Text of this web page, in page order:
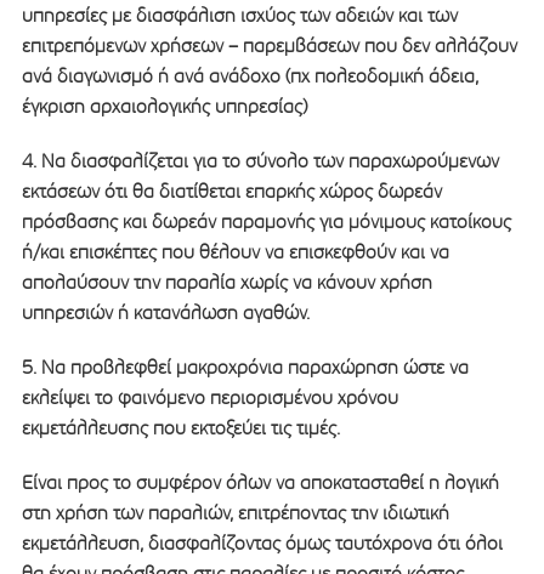
υπηρεσίες με διασφάλιση ισχύος των αδειών και των
επιτρεπόμενων χρήσεων – παρεμβάσεων που δεν αλλάζουν
ανά διαγωνισμό ή ανά ανάδοχο (πχ πολεοδομική άδεια,
έγκριση αρχαιολογικής υπηρεσίας)
4. Να διασφαλίζεται για το σύνολο των παραχωρούμενων
εκτάσεων ότι θα διατίθεται επαρκής χώρος δωρεάν
πρόσβασης και δωρεάν παραμονής για μόνιμους κατοίκους
ή/και επισκέπτες που θέλουν να επισκεφθούν και να
απολαύσουν την παραλία χωρίς να κάνουν χρήση
υπηρεσιών ή κατανάλωση αγαθών.
5. Να προβλεφθεί μακροχρόνια παραχώρηση ώστε να
εκλείψει το φαινόμενο περιορισμένου χρόνου
εκμετάλλευσης που εκτοξεύει τις τιμές.
Είναι προς το συμφέρον όλων να αποκατασταθεί η λογική
στη χρήση των παραλιών, επιτρέποντας την ιδιωτική
εκμετάλλευση, διασφαλίζοντας όμως ταυτόχρονα ότι όλοι